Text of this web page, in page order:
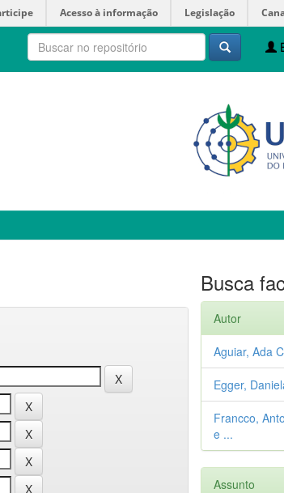
Acesso à informação Legislação
Busca
Autor
Aguiar, Ada
Egger,
Francco,
e ...
Assunto